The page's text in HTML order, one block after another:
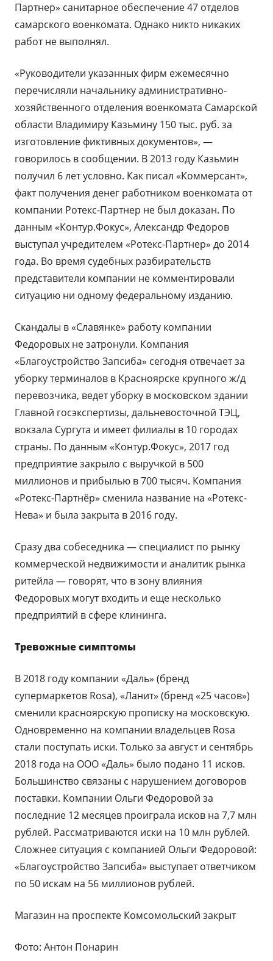
Партнер» санитарное обеспечение 47 отделов
самарского военкомата. Однако никто никаких
работ не выполнял.
«Руководители указанных фирм ежемесячно
перечисляли начальнику административно-
хозяйственного отделения военкомата Самарской
области Владимиру Казьмину 150 тыс. руб. за
изготовление фиктивных документов», —
говорилось в сообщении. В 2013 году Казьмин
получил 6 лет условно. Как писал «Коммерсант»,
факт получения денег работником военкомата от
компании Ротекс-Партнер не был доказан. По
данным «Контур.Фокус», Александр Федоров
выступал учредителем «Ротекс-Партнер» до 2014
года. Во время судебных разбирательств
представители компании не комментировали
ситуацию ни одному федеральному изданию.
Скандалы в «Славянке» работу компании
Федоровых не затронули. Компания
«Благоустройство Запсиба» сегодня отвечает за
уборку терминалов в Красноярске крупного ж/д
перевозчика, ведет уборку в московском здании
Главной госэкспертизы, дальневосточной ТЭЦ,
вокзала Сургута и имеет филиалы в 10 городах
страны. По данным «Контур.Фокус», 2017 год
предприятие закрыло с выручкой в 500
миллионов и прибылью в 700 тысяч. Компания
«Ротекс-Партнёр» сменила название на «Ротекс-
Нева» и была закрыта в 2016 году.
Сразу два собеседника — специалист по рынку
коммерческой недвижимости и аналитик рынка
ритейла — говорят, что в зону влияния
Федоровых могут входить и еще несколько
предприятий в сфере клининга.
Тревожные симптомы
В 2018 году компании «Даль» (бренд
супермаркетов Rosa), «Ланит» (бренд «25 часов»)
сменили красноярскую прописку на московскую.
Одновременно на компании владельцев Rosa
стали поступать иски. Только за август и сентябрь
2018 года на ООО «Даль» было подано 11 исков.
Большинство связаны с нарушением договоров
поставки. Компании Ольги Федоровой за
последние 12 месяцев проиграла исков на 7,7 млн
рублей. Рассматриваются иски на 10 млн рублей.
Сложнее ситуация с компанией Ольги Федоровой:
«Благоустройство Запсиба» выступает ответчиком
по 50 искам на 56 миллионов рублей.
Магазин на проспекте Комсомольский закрыт
Фото: Антон Понарин